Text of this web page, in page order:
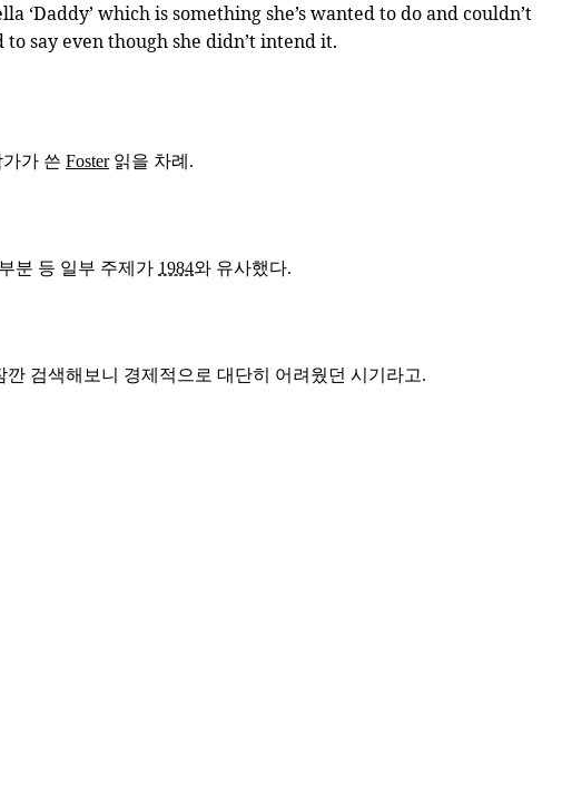
which is something she’s wanted to do and couldn’t
say even though she didn’t intend it.
가 쓴 Foster읽을 차례.
분 등 일부 주제가 1984와 유사했다.
검색해보니 경제적으로 대단히 어려웠던 시기라고.